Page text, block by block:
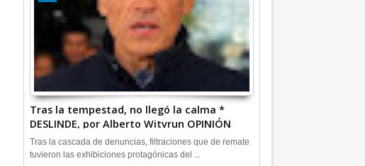
Tras la tempestad, no llegó la calma *
DESLINDE, por Alberto Witvrun OPINIÓN
Tras la cascada de denuncias, filtraciones que de remate
tuvieron las exhibiciones protagónicas del ...